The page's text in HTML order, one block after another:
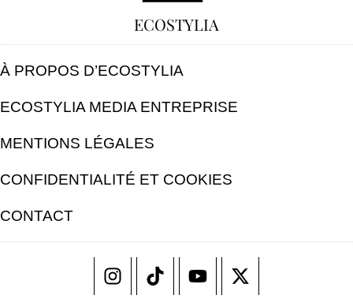
ECOSTYLIA
À PROPOS D’ECOSTYLIA
ECOSTYLIA MEDIA ENTREPRISE
MENTIONS LÉGALES
CONFIDENTIALITÉ ET COOKIES
CONTACT